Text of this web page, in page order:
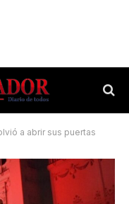
a abrir sus puertas